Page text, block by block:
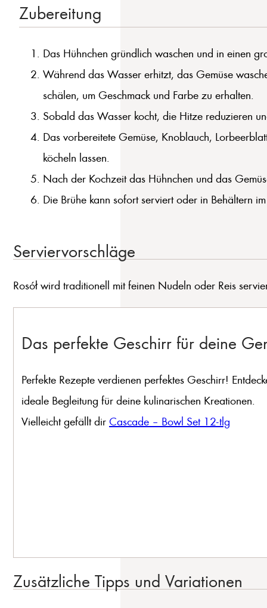
Zubereitung
Das Hühnchen gründlich waschen und in einen
Während das Wasser erhitzt, das Gemüse
schälen, um Geschmack und Farbe zu erhalten.
Sobald das Wasser kocht, die Hitze reduzieren
Das vorbereitete Gemüse, Knoblauch,
köcheln lassen.
Nach der Kochzeit das Hühnchen und das
Die Brühe kann sofort serviert oder in Behältern
Serviervorschläge
Rosół wird traditionell mit feinen Nudeln oder Reis
Das perfekte Geschirr für deine
Perfekte Rezepte verdienen perfektes Geschirr!
ideale Begleitung für deine kulinarischen Kreationen.
Vielleicht gefällt dir Cascade – Bowl Set 12-tlg
Zusätzliche Tipps und Variationen